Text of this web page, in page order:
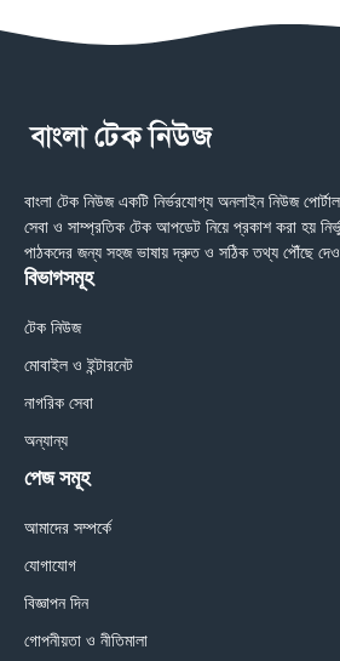
বাংলা টেক নিউজ একটি নির্ভরযোগ্য অনলাইন নিউজ
সেবা ও সাম্প্রতিক টেক আপডেট নিয়ে প্রকাশ করা হয়
পাঠকদের জন্য সহজ ভাষায় দ্রুত ও সঠিক তথ্য পৌঁছে
বিভাগসমূহ
টেক নিউজ
মোবাইল ও ইন্টারনেট
নাগরিক সেবা
অন্যান্য
পেজ সমূহ
আমাদের সম্পর্কে
যোগাযোগ
বিজ্ঞাপন দিন
গোপনীয়তা ও নীতিমালা